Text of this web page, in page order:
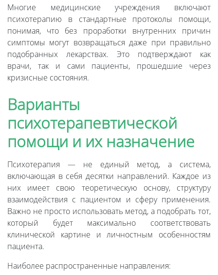
Многие медицинские учреждения включают
психотерапию в стандартные протоколы помощи,
понимая, что без проработки внутренних причин
симптомы могут возвращаться даже при правильно
подобранных лекарствах. Это подтверждают как
врачи, так и сами пациенты, прошедшие через
кризисные состояния.
Варианты
психотерапевтической
помощи и их назначение
Психотерапия — не единый метод, а система,
включающая в себя десятки направлений. Каждое из
них имеет свою теоретическую основу, структуру
взаимодействия с пациентом и сферу применения.
Важно не просто использовать метод, а подобрать тот,
который будет максимально соответствовать
клинической картине и личностным особенностям
пациента.
Наиболее распространенные направления: